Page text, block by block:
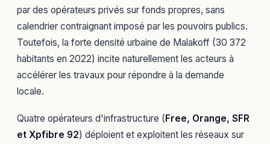
par des opérateurs privés sur fonds propres, sans
calendrier contraignant imposé par les pouvoirs publics.
Toutefois, la forte densité urbaine de Malakoff (30 372
habitants en 2022) incite naturellement les acteurs à
accélérer les travaux pour répondre à la demande
locale.
Quatre opérateurs d'infrastructure (Free, Orange, SFR
et Xpfibre 92) déploient et exploitent les réseaux sur